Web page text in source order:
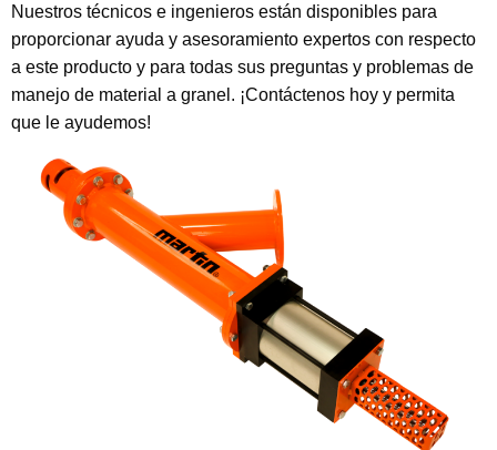
Nuestros técnicos e ingenieros están disponibles para
proporcionar ayuda y asesoramiento expertos con respecto
a este producto y para todas sus preguntas y problemas de
manejo de material a granel. ¡Contáctenos hoy y permita
que le ayudemos!